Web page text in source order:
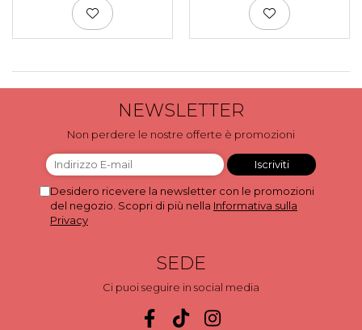
Scatole per Panettone
Scatole per Panettone e Rotoli
Scatole Senza Finestra per Mini
Pasticcini
Supporti per Pasticcini
Vassoi in Cartone
NEWSLETTER
Non perdere le nostre offerte è promozioni
Desidero ricevere la newsletter con le promozioni
del negozio. Scopri di più nella Informativa sulla
Privacy
SEDE
Ci puoi seguire in social media